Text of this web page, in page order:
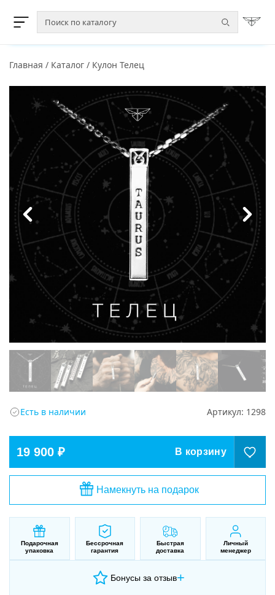
Главная / Каталог / Кулон Телец
Есть в наличии Артикул: 1298
19 900 ₽ В корзину
Намекнуть на подарок
Подарочная
упаковка
Бессрочная
гарантия
Быстрая
доставка
Личный
менеджер
Бонусы за отзыв+